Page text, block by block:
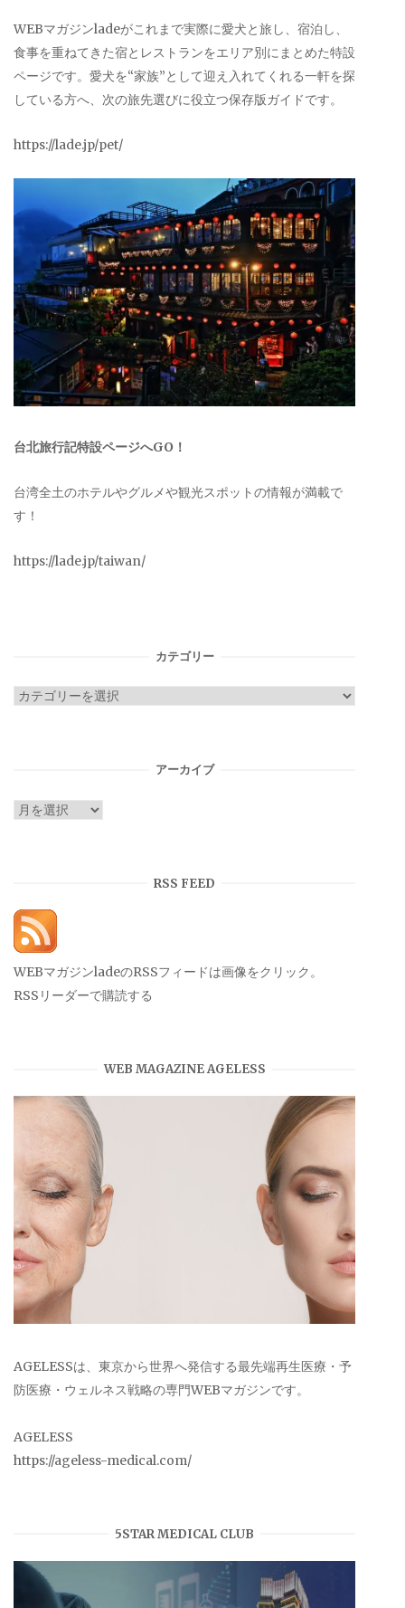
WEBマガジンladeがこれまで実際に愛犬と旅し、宿泊し、
食事を重ねてきた宿とレストランをエリア別にまとめた特設
ページです。愛犬を“家族”として迎え入れてくれる一軒を探
している方へ、次の旅先選びに役立つ保存版ガイドです。
https://lade.jp/pet/
台北旅行記特設ページへGO！
台湾全土のホテルやグルメや観光スポットの情報が満載で
す！
https://lade.jp/taiwan/
カテゴリー
カ
アーカイブ
ア
RSS FEED
WEBマガジンladeのRSSフィードは画像をクリック。
RSSリーダーで購読する
WEB MAGAZINE AGELESS
AGELESSは、東京から世界へ発信する最先端再生医療・予
防医療・ウェルネス戦略の専門WEBマガジンです。
AGELESS
https://ageless-medical.com/
5STAR MEDICAL CLUB